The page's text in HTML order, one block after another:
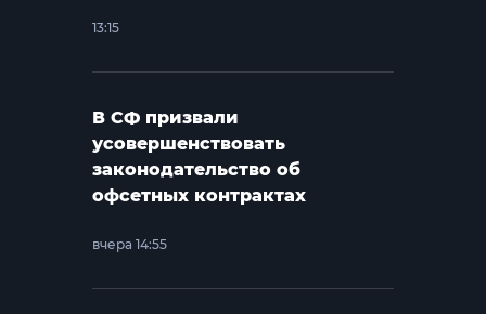
13:15
В СФ призвали
усовершенствовать
законодательство об
офсетных контрактах
вчера 14:55